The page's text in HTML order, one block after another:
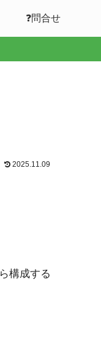
❓問合せ
2025.11.09
構成する